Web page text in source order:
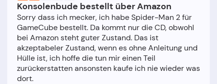
Konsolenbude bestellt über Amazon
Sorry dass ich mecker, ich habe Spider-Man 2 für
GameCube bestellt. Da kommt nur die CD, obwohl
bei Amazon steht guter Zustand. Das ist
akzeptabeler Zustand, wenn es ohne Anleitung und
Hülle ist, ich hoffe die tun mir einen Teil
zurückerstatten ansonsten kaufe ich nie wieder was
dort.